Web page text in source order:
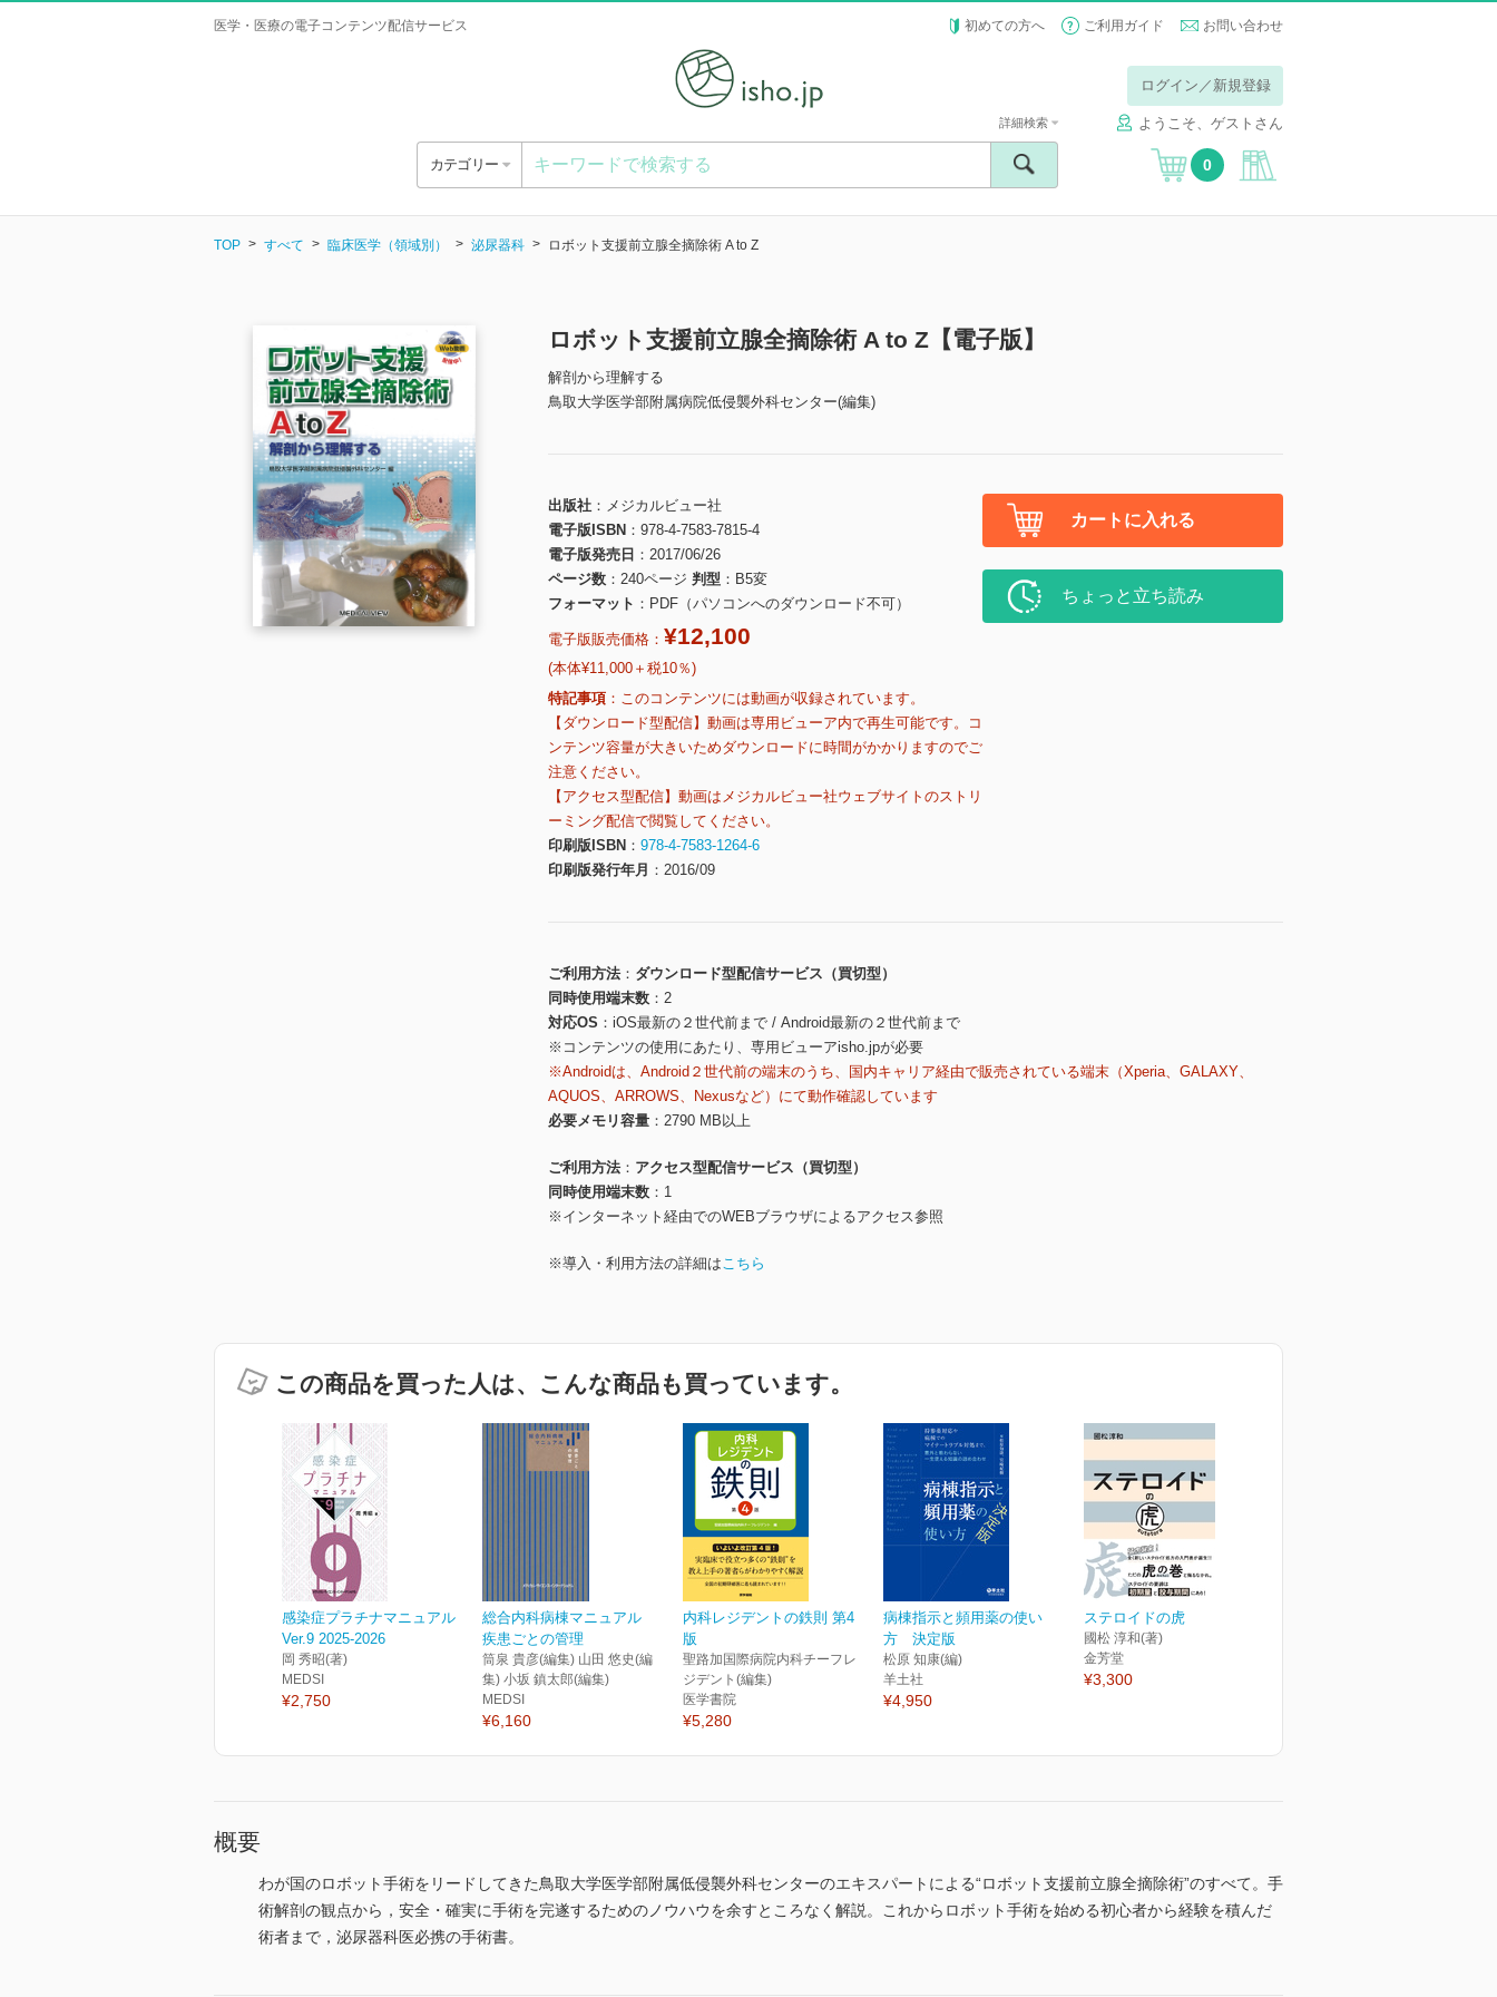
医学・医療の電子コンテンツ配信サービス 初めての方へ ご利用ガイド お問い合わせ
ログイン／新規登録
ようこそ、ゲストさん
カテゴリー
詳細検索
0
TOP すべて 臨床医学（領域別） 泌尿器科 ロボット支援前立腺全摘除術 A to Z
ロボット支援前立腺全摘除術 A to Z【電子版】
解剖から理解する
鳥取大学医学部附属病院低侵襲外科センター(編集)
出版社
メジカルビュー社
電子版ISBN
978-4-7583-7815-4
電子版発売日
2017/06/26
ページ数
240ページ 判型
B5変
フォーマット
PDF（パソコンへのダウンロード不可）
電子版販売価格： ¥12,100
(本体¥11,000＋税10％)
特記事項
このコンテンツには動画が収録されています。
【ダウンロード型配信】動画は専用ビューア内で再生可能です。コ
ンテンツ容量が大きいためダウンロードに時間がかかりますのでご
注意ください。
【アクセス型配信】動画はメジカルビュー社ウェブサイトのストリ
ーミング配信で閲覧してください。
印刷版ISBN
978-4-7583-1264-6
印刷版発行年月
2016/09
カートに入れる
ちょっと立ち読み
ご利用方法
ダウンロード型配信サービス（買切型）
同時使用端末数
2
対応OS
iOS最新の２世代前まで / Android最新の２世代前まで
※コンテンツの使用にあたり、専用ビューアisho.jpが必要
※Androidは、Android２世代前の端末のうち、国内キャリア経由で販売されている端末（Xperia、GALAXY、
AQUOS、ARROWS、Nexusなど）にて動作確認しています
必要メモリ容量
2790 MB以上
ご利用方法
アクセス型配信サービス（買切型）
同時使用端末数
1
※インターネット経由でのWEBブラウザによるアクセス参照
※導入・利用方法の詳細はこちら
この商品を買った人は、こんな商品も買っています。
感染症プラチナマニュアル
Ver.9 2025-2026
岡 秀昭(著)
MEDSI
¥2,750
総合内科病棟マニュアル
疾患ごとの管理
筒泉 貴彦(編集) 山田 悠史(編
集) 小坂 鎮太郎(編集)
MEDSI
¥6,160
内科レジデントの鉄則 第4
版
聖路加国際病院内科チーフレ
ジデント(編集)
医学書院
¥5,280
病棟指示と頻用薬の使い
方 決定版
松原 知康(編)
羊土社
¥4,950
ステロイドの虎
國松 淳和(著)
金芳堂
¥3,300
概要
わが国のロボット手術をリードしてきた鳥取大学医学部附属低侵襲外科センターのエキスパートによる“ロボット支援前立腺全摘除術”のすべて。手
術解剖の観点から，安全・確実に手術を完遂するためのノウハウを余すところなく解説。これからロボット手術を始める初心者から経験を積んだ
術者まで，泌尿器科医必携の手術書。